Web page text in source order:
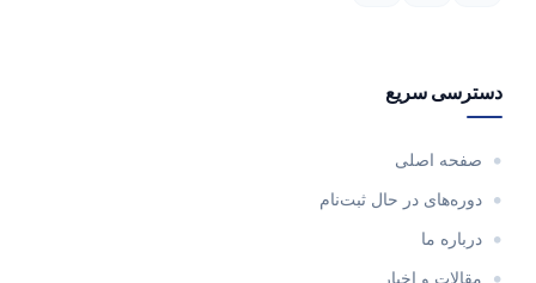
دسترسی سریع
صفحه اصلی
دوره‌های در حال ثبت‌نام
درباره ما
مقالات و اخبار